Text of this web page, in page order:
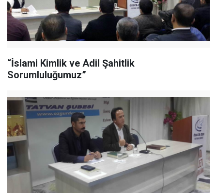
“İslami Kimlik ve Adil Şahitlik
Sorumluluğumuz”